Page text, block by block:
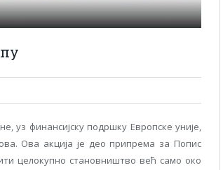
уз финансијску подршку Европске уније,
Ова акција је део припрема за Попис
целокупно становништво већ само око